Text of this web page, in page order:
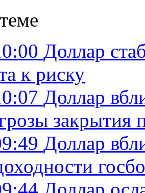
Доллар
к риску
Доллар
закрытия
Доллар